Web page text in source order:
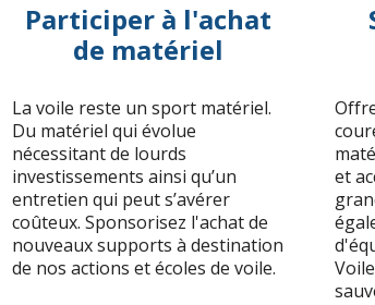
Participer à l'achat
de matériel
La voile reste un sport matériel.
Du matériel qui évolue
nécessitant de lourds
investissements ainsi qu’un
entretien qui peut s’avérer
coûteux. Sponsorisez l'achat de
nouveaux supports à destination
de nos actions et écoles de voile.
et